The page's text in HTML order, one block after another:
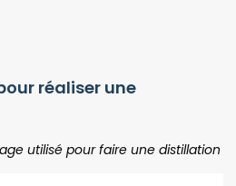
réaliser une
utilisé pour faire une distillation